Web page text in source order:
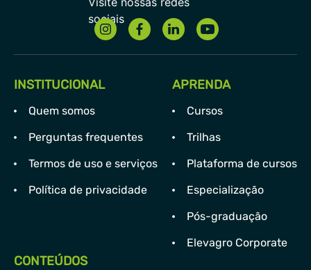
INSTITUCIONAL
Quem somos
Perguntas frequentes
Termos de uso e serviços
Política de privacidade
APRENDA
Cursos
Trilhas
Plataforma de cursos
Especialização
Pós-graduação
Elevagro Corporate
CONTEÚDOS